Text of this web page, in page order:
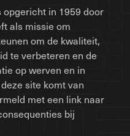
opgericht in 1959 door
als missie om
om de kwaliteit,
te verbeteren en de
op werven en in
site komt van
met een link naar
bij